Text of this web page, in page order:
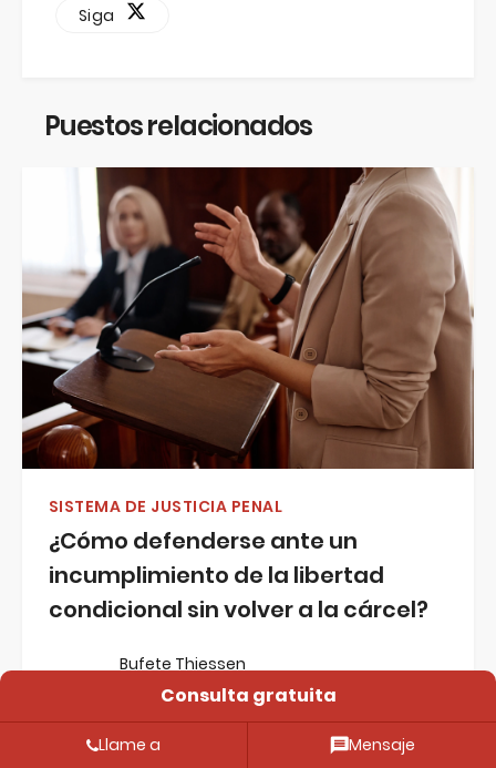
Siga
Puestos relacionados
SISTEMA DE JUSTICIA PENAL
¿Cómo defenderse ante un
incumplimiento de la libertad
condicional sin volver a la cárcel?
Bufete Thiessen
6 de agosto de 2026
10 min de lectura
Revisado por:Mark Thiessen
especialista en derecho penal y en
delitos de conducción bajo los efectos
Consulta gratuita
Llame a Mensaje